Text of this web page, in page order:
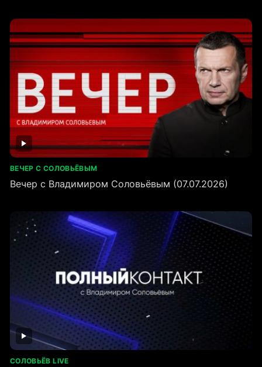
ВЕЧЕР С СОЛОВЬЁВЫМ
Вечер с Владимиром Соловьёвым (07.07.2026)
СОЛОВЬЁВ LIVE